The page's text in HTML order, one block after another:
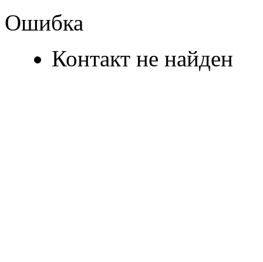
Ошибка
Контакт не найден